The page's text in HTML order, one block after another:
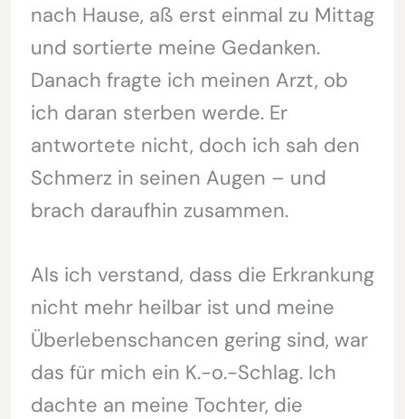
nach Hause, aß erst einmal zu Mittag
und sortierte meine Gedanken.
Danach fragte ich meinen Arzt, ob
ich daran sterben werde. Er
antwortete nicht, doch ich sah den
Schmerz in seinen Augen – und
brach daraufhin zusammen.
Als ich verstand, dass die Erkrankung
nicht mehr heilbar ist und meine
Überlebenschancen gering sind, war
das für mich ein K.-o.-Schlag. Ich
dachte an meine Tochter, die